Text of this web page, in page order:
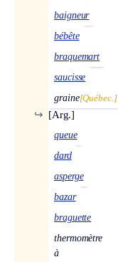
baigneur
bébête
braquemart
saucisse
graine[Québec.]
[Arg.]
↪
queue
dard
asperge
bazar
braguette
thermomètre
à